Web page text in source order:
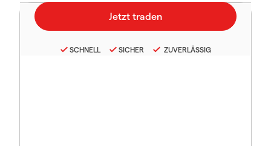
SCHNELL SICHER ZUVERLÄSSIG